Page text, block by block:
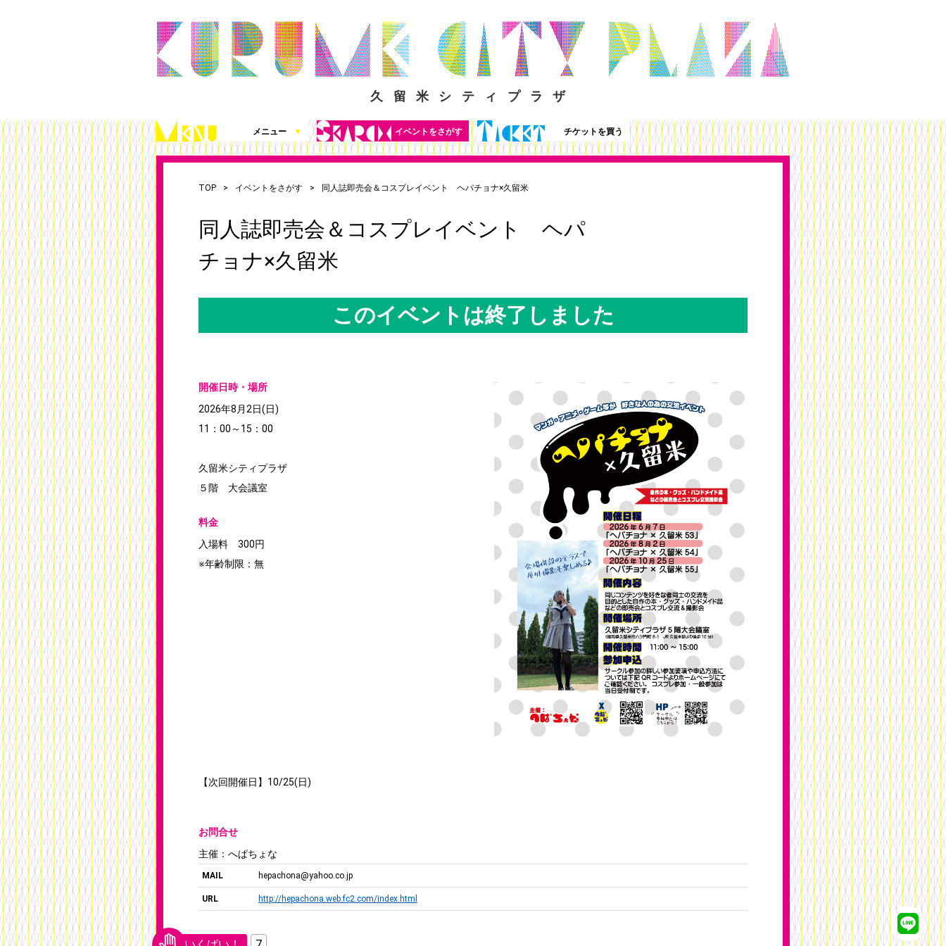
久留米シティプラザ
メニュー ▼
久留米シティプラザとは
施設案内（360度パノラマビュー）
アクセス
施設を借りる
（図面、資料、書類ダウンロード）
施設写真使用・撮影の届出
チケット発売情報
これまでの取組
シティプラザ応援プロジェクト
お知らせ
イベントをさがす チケットを買う
TOP イベントをさがす 同人誌即売会＆コスプレイベント ヘパチョナ×久留米
同人誌即売会＆コスプレイベント ヘパ
チョナ×久留米
このイベントは終了しました
開催日時・場所
2026年8月2日(日)
11：00～15：00
久留米シティプラザ
５階 大会議室
料金
入場料 300円
※年齢制限：無
【次回開催日】10/25(日)
お問合せ
主催：へぱちょな
MAIL hepachona@yahoo.co.jp
URL http://hepachona.web.fc2.com/index.html